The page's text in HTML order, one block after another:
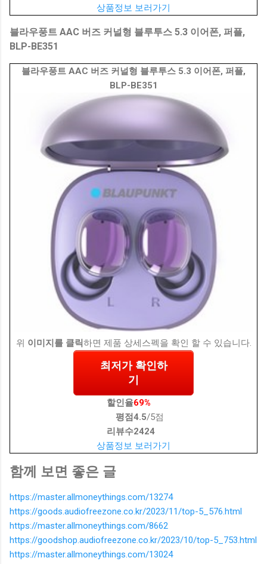
상품정보 보러가기
블라우풍트 AAC 버즈 커널형 블루투스 5.3 이어폰, 퍼플,
BLP-BE351
블라우풍트 AAC 버즈 커널형 블루투스 5.3 이어폰, 퍼플,
BLP-BE351
위 이미지를 클릭하면 제품 상세스펙을 확인 할 수 있습니다.
최저가 확인하
기
할인율69%
평점4.5/5점
리뷰수2424
상품정보 보러가기
함께 보면 좋은 글
https://master.allmoneythings.com/13274
https://goods.audiofreezone.co.kr/2023/11/top-5_576.html
https://master.allmoneythings.com/8662
https://goodshop.audiofreezone.co.kr/2023/10/top-5_753.html
https://master.allmoneythings.com/13024